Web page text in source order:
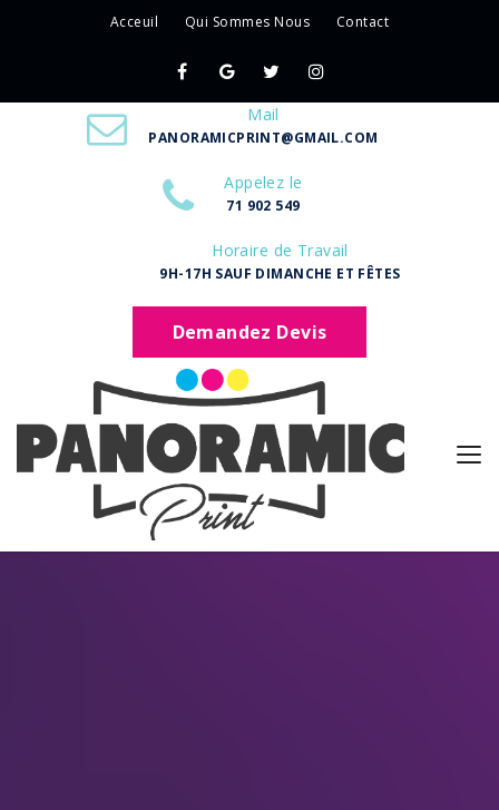
Acceuil Qui Sommes Nous Contact
Mail
PANORAMICPRINT@GMAIL.COM
Appelez le
71 902 549
Horaire de Travail
9H-17H SAUF DIMANCHE ET FÊTES
Demandez Devis